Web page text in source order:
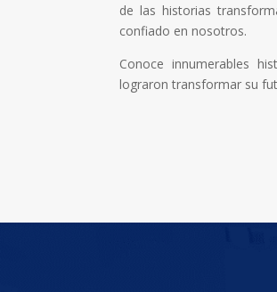
de las historias
confiado en nosotros.
Conoce innumerables
lograron transformar su